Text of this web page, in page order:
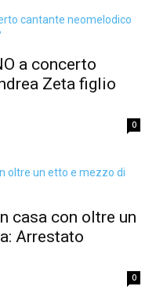
a concerto
Zeta figlio
0
casa con oltre un
Arrestato
0